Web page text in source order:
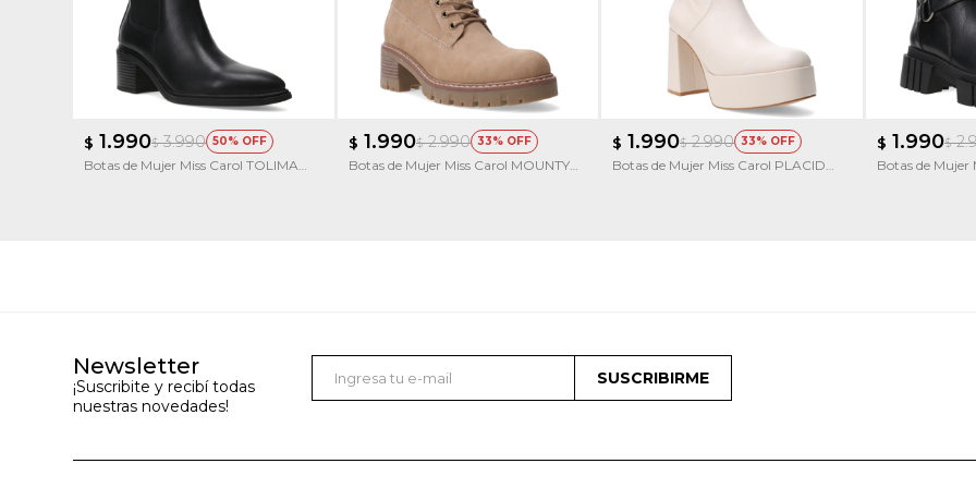
$ 1.990$ 3.990 50
Botas de Mujer Miss Carol TOLIMA
$ 1.990$ 2.990 33
Botas de Mujer Miss Carol MOUNTY
$ 1.990$ 2.990 33
Botas de Mujer Miss Carol PLACID
$ 1.990$
Botas de Mujer
Newsletter
¡Suscribite y recibí todas
nuestras novedades!
SUSCRIBIRME